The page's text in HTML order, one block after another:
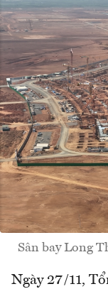
Sân bay Long
Ngày 27/11,